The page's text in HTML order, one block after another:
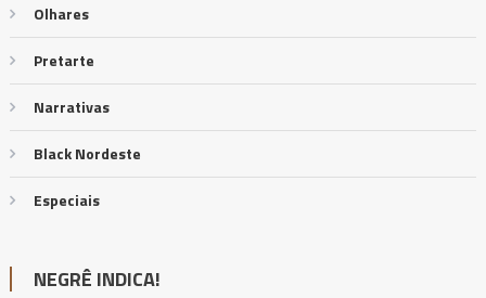
Olhares
Pretarte
Narrativas
Black Nordeste
Especiais
NEGRÊ INDICA!